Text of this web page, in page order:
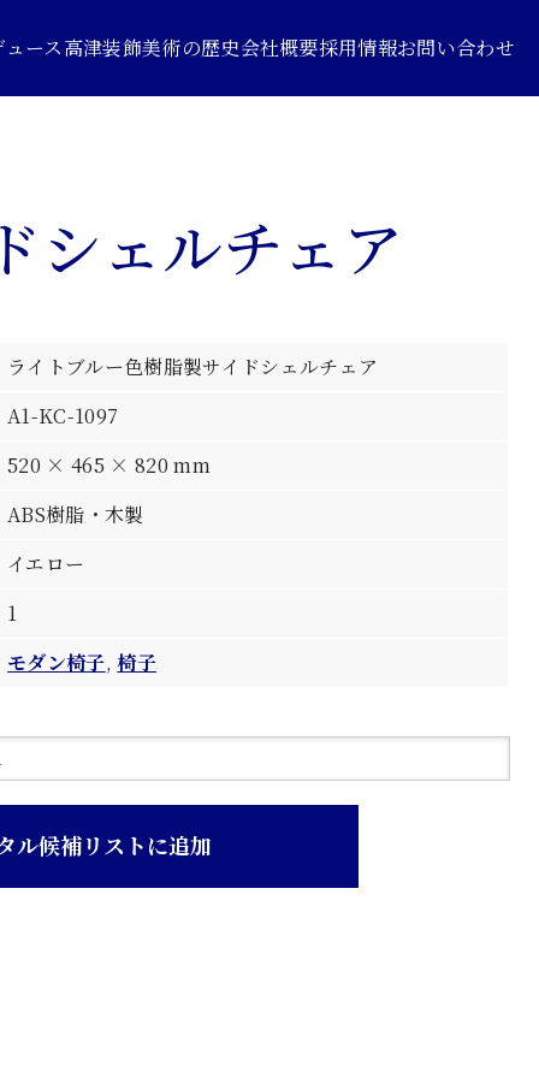
ース高津装飾美術の歴史会社概要採用情報お問い合わせ
シェルチェア
ライトブルー色樹脂製サイドシェルチェア
A1-KC-1097
520 × 465 × 820 mm
ABS樹脂・木製
イエロー
1
モダン椅子,椅子
ル候補リストに追加